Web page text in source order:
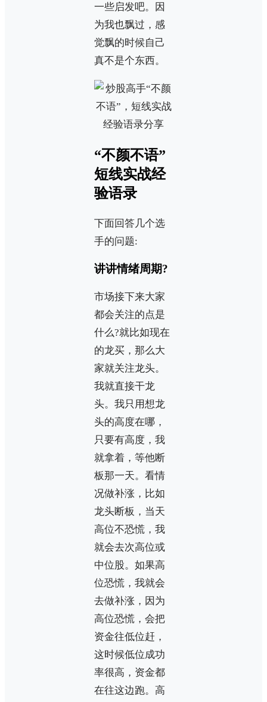
一些启发吧。因
为我也飘过，感
觉飘的时候自己
真不是个东西。
“不颜不语”
短线实战经
验语录
下面回答几个选
手的问题:
讲讲情绪周期?
市场接下来大家
都会关注的点是
什么?就比如现在
的龙买，那么大
家就关注龙头。
我就直接干龙
头。我只用想龙
头的高度在哪，
只要有高度，我
就拿着，等他断
板那一天。看情
况做补涨，比如
龙头断板，当天
高位不恐慌，我
就会去次高位或
中位股。如果高
位恐慌，我就会
去做补涨，因为
高位恐慌，会把
资金往低位赶，
这时候低位成功
率很高，资金都
在往这边跑。高